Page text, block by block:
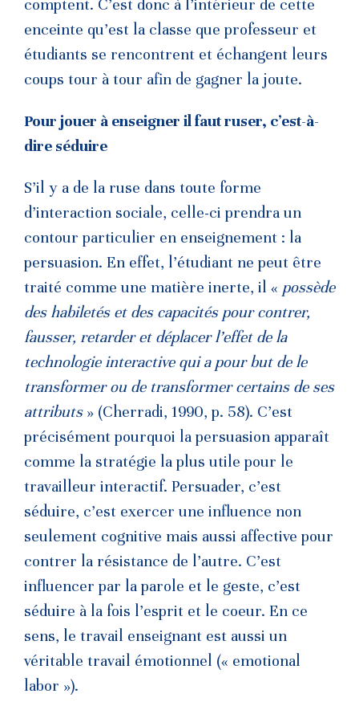
comptent. C’est donc à l’intérieur de cette
enceinte qu’est la classe que professeur et
étudiants se rencontrent et échangent leurs
coups tour à tour afin de gagner la joute.
Pour jouer à enseigner il faut ruser, c’est-à-
dire séduire
S’il y a de la ruse dans toute forme
d’interaction sociale, celle-ci prendra un
contour particulier en enseignement : la
persuasion. En effet, l’étudiant ne peut être
traité comme une matière inerte, il « possède
des habiletés et des capacités pour contrer,
fausser, retarder et déplacer l’effet de la
technologie interactive qui a pour but de le
transformer ou de transformer certains de ses
attributs» (Cherradi, 1990, p. 58). C’est
précisément pourquoi la persuasion apparaît
comme la stratégie la plus utile pour le
travailleur interactif. Persuader, c’est
séduire, c’est exercer une influence non
seulement cognitive mais aussi affective pour
contrer la résistance de l’autre. C’est
influencer par la parole et le geste, c’est
séduire à la fois l’esprit et le coeur. En ce
sens, le travail enseignant est aussi un
véritable travail émotionnel (« emotional
labor »).